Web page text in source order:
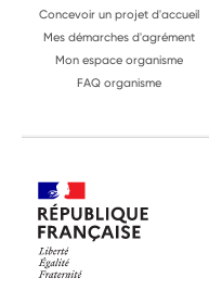
Concevoir un projet d'accueil
Mes démarches d'agrément
Mon espace organisme
FAQ organisme